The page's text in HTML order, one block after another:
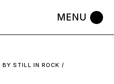
BYSTILL IN ROCK